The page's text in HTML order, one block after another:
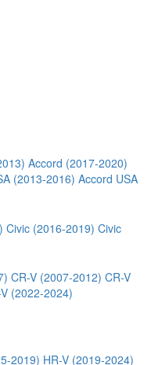
Accord (2017-2020)
(2013-2016) Accord USA
Civic (2016-2019) Civic
CR-V (2007-2012) CR-V
(2022-2024)
2019) HR-V (2019-2024)